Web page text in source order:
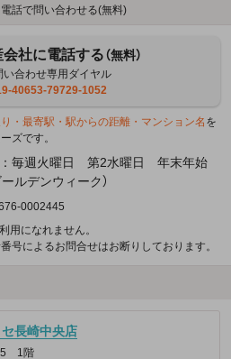
電話で問い合わせる(無料)
会社に電話する（無料）
い合わせ専用ダイヤル
40653-79729-1052
・最寄駅・駅からの距離・マンション名 を
ズです。
：毎週火曜日 第2水曜日 年末年始
ルデンウィーク）
0002445
用になれません。
号によるお問合せはお断りしております。
長崎中央店
5 1階